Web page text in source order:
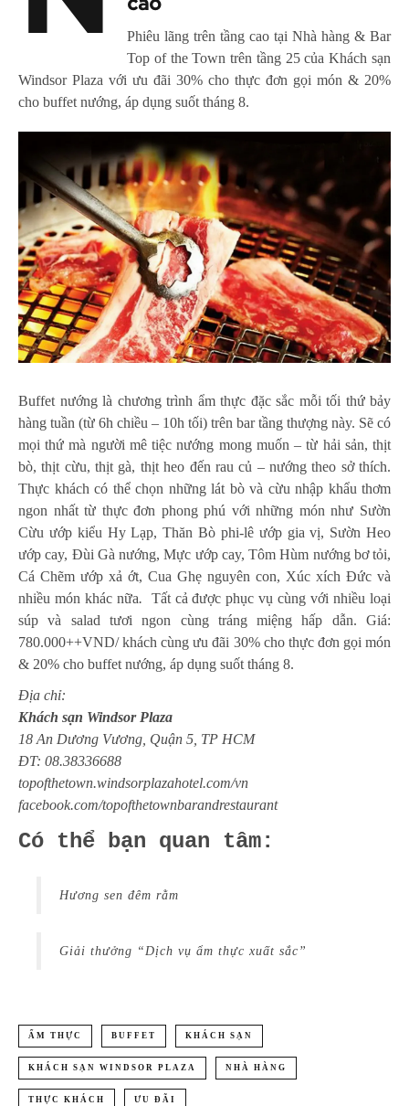
Phiêu lãng trên tầng cao tại Nhà hàng & Bar
Top of the Town trên tầng 25 của Khách sạn
Windsor Plaza với ưu đãi 30% cho thực đơn gọi món & 20%
cho buffet nướng, áp dụng suốt tháng 8.
Buffet nướng là chương trình ẩm thực đặc sắc mỗi tối thứ bảy
hàng tuần (từ 6h chiều – 10h tối) trên bar tầng thượng này. Sẽ có
mọi thứ mà người mê tiệc nướng mong muốn – từ hải sản, thịt
bò, thịt cừu, thịt gà, thịt heo đến rau củ – nướng theo sở thích.
Thực khách có thể chọn những lát bò và cừu nhập khẩu thơm
ngon nhất từ thực đơn phong phú với những món như Sườn
Cừu ướp kiểu Hy Lạp, Thăn Bò phi-lê ướp gia vị, Sườn Heo
ướp cay, Đùi Gà nướng, Mực ướp cay, Tôm Hùm nướng bơ tỏi,
Cá Chẽm ướp xả ớt, Cua Ghẹ nguyên con, Xúc xích Đức và
nhiều món khác nữa. Tất cả được phục vụ cùng với nhiều loại
súp và salad tươi ngon cùng tráng miệng hấp dẫn. Giá:
780.000++VND/ khách cùng ưu đãi 30% cho thực đơn gọi món
& 20% cho buffet nướng, áp dụng suốt tháng 8.
Địa chỉ:
Khách sạn Windsor Plaza
18 An Dương Vương, Quận 5, TP HCM
ĐT: 08.38336688
topofthetown.windsorplazahotel.com/vn
facebook.com/topofthetownbarandrestaurant
Có thể bạn quan tâm:
Hương sen đêm rằm
Giải thưởng “Dịch vụ ẩm thực xuất sắc”
ẨM THỰC BUFFET KHÁCH SẠN
KHÁCH SẠN WINDSOR PLAZA NHÀ HÀNG
THỰC KHÁCH ƯU ĐÃI